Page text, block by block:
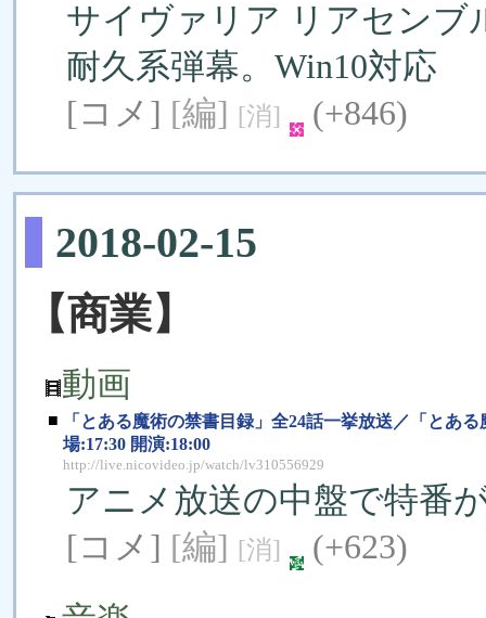
サイヴァリア リアセンブ
耐久系弾幕。Win10対応
[コメ] [編] [消] (+846)
2018-02-15
【商業】
動画
■
「とある魔術の禁書目録」全24話一挙放送／「とあ
場:17:30 開演:18:00
http://live.nicovideo.jp/watch/lv310556929
アニメ放送の中盤で特番
[コメ] [編] [消]
(+623)